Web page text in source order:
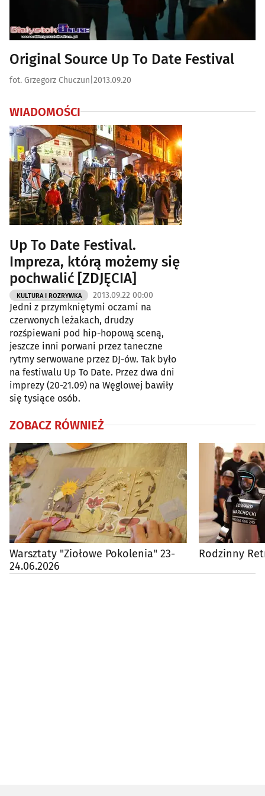
Original Source Up To Date Festival
fot. Grzegorz Chuczun 2013.09.20
WIADOMOŚCI
Up To Date Festival.
Impreza, którą możemy się
pochwalić [ZDJĘCIA]
KULTURA I ROZRYWKA 2013.09.22 00:00
Jedni z przymkniętymi oczami na
czerwonych leżakach, drudzy
rozśpiewani pod hip-hopową sceną,
jeszcze inni porwani przez taneczne
rytmy serwowane przez DJ-ów. Tak było
na festiwalu Up To Date. Przez dwa dni
imprezy (20-21.09) na Węglowej bawiły
się tysiące osób.
ZOBACZ RÓWNIEŻ
Warsztaty "Ziołowe Pokolenia" 23-
24.06.2026
Rodzinny